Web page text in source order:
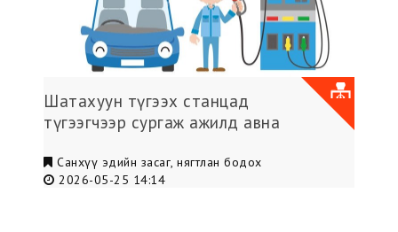
Шатахуун түгээх станцад
түгээгчээр сургаж ажилд авна
Санхүү эдийн засаг, нягтлан бодох
2026-05-25 14:14